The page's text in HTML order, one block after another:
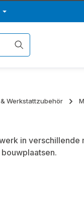
Werkstattzubehör
in verschillende